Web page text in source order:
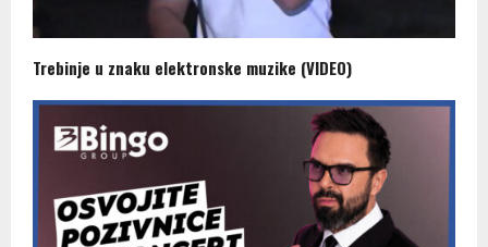
Trebinje u znaku elektronske muzike (VIDEO)